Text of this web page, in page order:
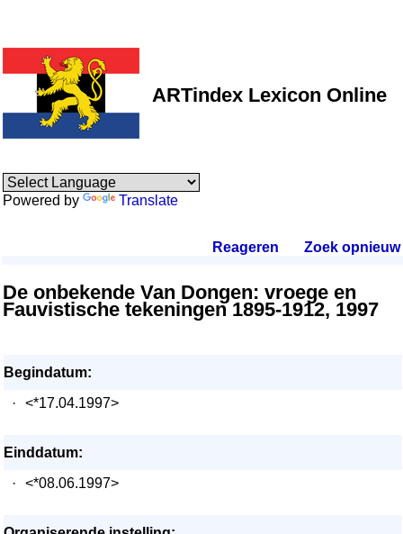
ARTindex Lexicon Online
Powered by Translate
Reageren Zoek opnieuw.
De onbekende Van Dongen: vroege en
Fauvistische tekeningen 1895-1912, 1997
Begindatum:
·
<*17.04.1997>
Einddatum:
·
<*08.06.1997>